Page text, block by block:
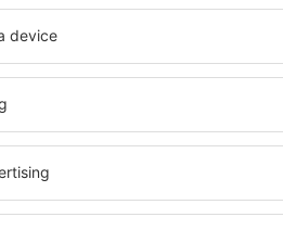
Salida desde Barcelona
44
Colonia